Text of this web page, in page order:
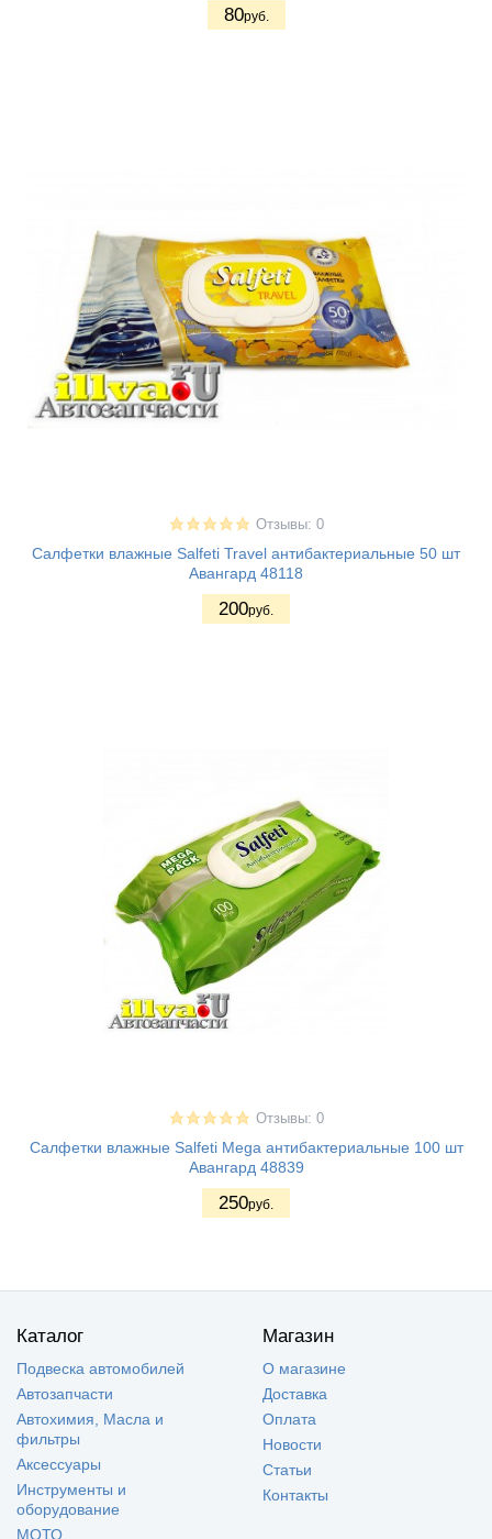
80руб.
Отзывы: 0
Салфетки влажные Salfeti Travel антибактериальные 50 шт
Авангард 48118
200руб.
Отзывы: 0
Салфетки влажные Salfeti Mega антибактериальные 100 шт
Авангард 48839
250руб.
Каталог
Подвеска автомобилей
Автозапчасти
Автохимия, Масла и
фильтры
Аксессуары
Инструменты и
оборудование
МОТО
Магазин
О магазине
Доставка
Оплата
Новости
Статьи
Контакты